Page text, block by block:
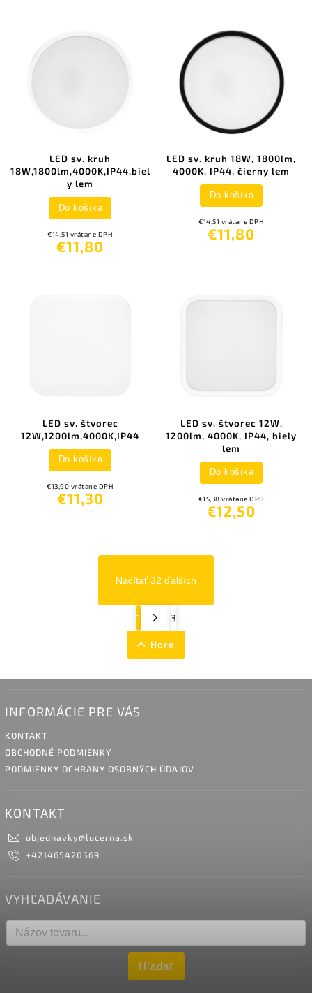
LED sv. kruh
18W,1800lm,4000K,IP44,biel
y lem
€14,51 vrátane DPH
€11,80
Do košíka
LED sv. kruh 18W, 1800lm,
4000K, IP44, čierny lem
€14,51 vrátane DPH
€11,80
Do košíka
LED sv. štvorec
12W,1200lm,4000K,IP44
€13,90 vrátane DPH
€11,30
Do košíka
LED sv. štvorec 12W,
1200lm, 4000K, IP44, biely
lem
€15,38 vrátane DPH
€12,50
Do košíka
Načítať 32 ďalších
1 3
Hore
INFORMÁCIE PRE VÁS
KONTAKT
OBCHODNÉ PODMIENKY
PODMIENKY OCHRANY OSOBNÝCH ÚDAJOV
KONTAKT
objednavky@lucerna.sk
+421465420569
VYHĽADÁVANIE
Hľadať